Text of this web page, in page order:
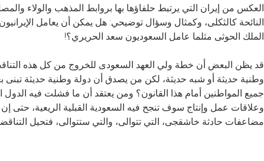
العكس من إيران التي يرتبط حلفاؤها بها بروابط المذهب والولاء
النائحة كالثكلى، وكمثال وسؤال توضيحي: هل يمكن أن يعامل
الملك الحوثى مثلما عامل السعوديون سعد الحريري؟!
قد يظن البعض أن خطة ولي العهد السعودى للخروج من كل هذه
وطنية حديثة أو شبه حديثة، لكن من يصدق أن دولة وطنية حديثة تبنى
جميع المواطنين أمام هذا القانون؟ ومن يعتقد أن ما فشلت فيه الدول
وعلاقات عمل وإنتاج سوف تنجح فيه السعودية القبلية الريعية، حتى
مضاعفات حادثة خاشقجى، التي تتوالى، والتي ستتوالى، فتحيل